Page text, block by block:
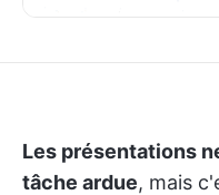
Les présentations
tâche ardue, mais